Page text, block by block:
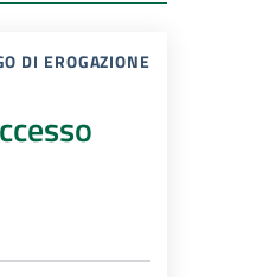
DI EROGAZIONE